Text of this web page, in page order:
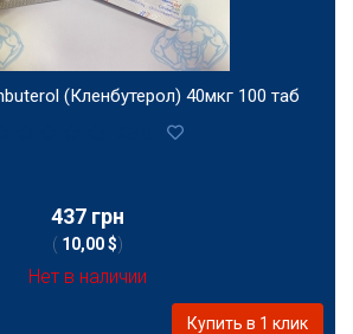
(Кленбутерол) 40мкг 100 таб
437 грн
( 10,00 $)
Нет в наличии
Купить в 1 клик